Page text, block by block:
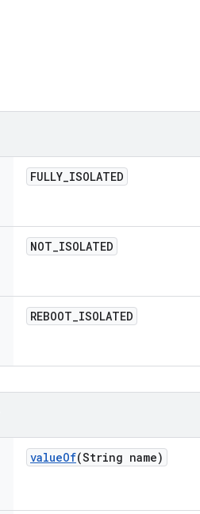
FULLY_ISOLATED
NOT_ISOLATED
REBOOT_ISOLATED
valueOf(String name)